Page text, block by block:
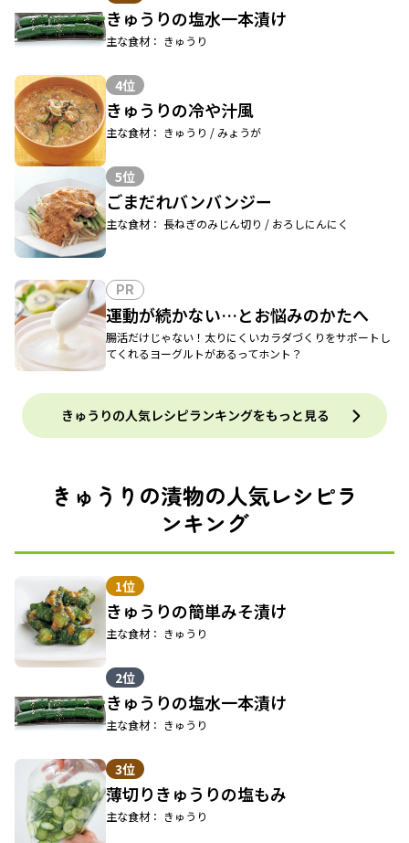
きゅうりの塩水一本漬け
主な食材： きゅうり
4位
きゅうりの冷や汁風
主な食材： きゅうり / みょうが
5位
ごまだれバンバンジー
主な食材： 長ねぎのみじん切り / おろしにんにく
PR
運動が続かない…とお悩みのかたへ
腸活だけじゃない！太りにくいカラダづくりをサポートし
てくれるヨーグルトがあるってホント？
きゅうりの人気レシピランキングをもっと見る
きゅうりの漬物の人気レシピラ
ンキング
1位
きゅうりの簡単みそ漬け
主な食材： きゅうり
2位
きゅうりの塩水一本漬け
主な食材： きゅうり
3位
薄切りきゅうりの塩もみ
主な食材： きゅうり